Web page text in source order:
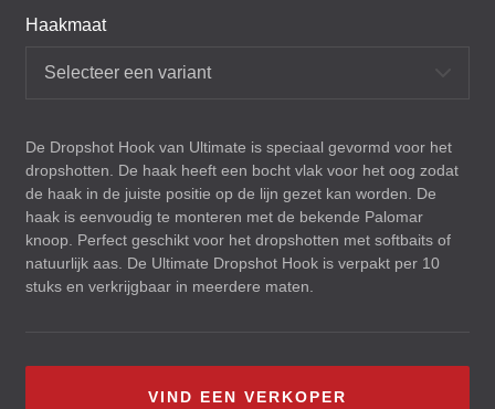
Haakmaat
Selecteer een variant
De Dropshot Hook van Ultimate is speciaal gevormd voor het
dropshotten. De haak heeft een bocht vlak voor het oog zodat
de haak in de juiste positie op de lijn gezet kan worden. De
haak is eenvoudig te monteren met de bekende Palomar
knoop. Perfect geschikt voor het dropshotten met softbaits of
natuurlijk aas. De Ultimate Dropshot Hook is verpakt per 10
stuks en verkrijgbaar in meerdere maten.
VIND EEN VERKOPER